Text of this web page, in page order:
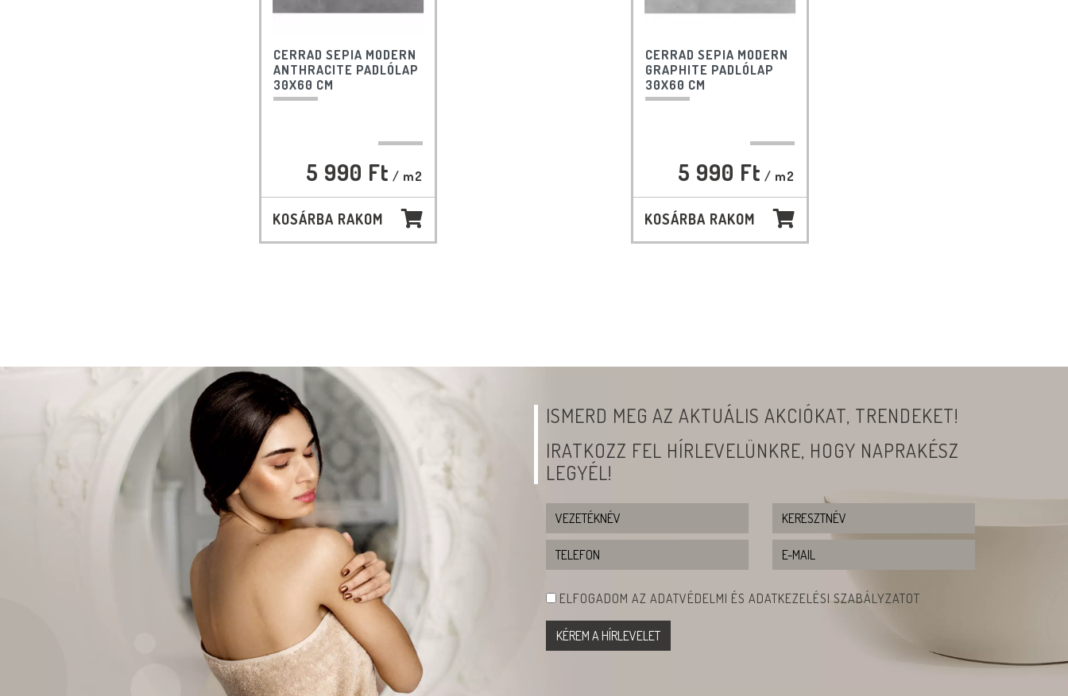
CERRAD SEPIA MODERN
ANTHRACITE PADLÓLAP
30X60 CM
5 990 Ft / m2
KOSÁRBA RAKOM
CERRAD SEPIA MODERN
GRAPHITE PADLÓLAP
30X60 CM
5 990 Ft / m2
KOSÁRBA RAKOM
ISMERD MEG AZ AKTUÁLIS AKCIÓKAT, TRENDEKET!
IRATKOZZ FEL HÍRLEVELÜNKRE, HOGY NAPRAKÉSZ
LEGYÉL!
ELFOGADOM AZ ADATVÉDELMI ÉS ADATKEZELÉSI SZABÁLYZATOT